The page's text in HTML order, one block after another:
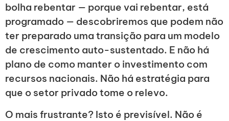
bolha rebentar — porque vai rebentar, está
programado — descobriremos que podem não
ter preparado uma transição para um modelo
de crescimento auto-sustentado. E não há
plano de como manter o investimento com
recursos nacionais. Não há estratégia para
que o setor privado tome o relevo.
O mais frustrante? Isto é previsível. Não é